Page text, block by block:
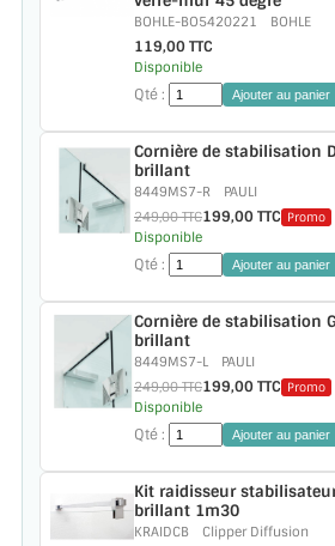
VERRE FEUILLETÉ
VERRE ANTI-REFLET
VERRE LAQUÉ/CRÉDENCE
VERRE FEUILLETÉ/TREMPÉ
DALLE DE SOL EN VERRE
PORTE EN VERRE
GARDE CORPS EN VERRE
VERRIÈRE TYPE ATELIER
VERRES TEXTURÉS
PLEXIGLAS PMMA
DOUBLE VITRAGE
BOHLE-BO5420221 BOHLE
119,00 TTC
Disponible
Qté : Ajouter au panier
Cornière de stabilisation
brillant
8449MS7-R
PAULI
249,00 TTC199,00 TTC Promo
Disponible
Qté : Ajouter au panier
Cornière de stabilisation
brillant
8449MS7-L
PAULI
249,00 TTC199,00 TTC Promo
Disponible
Qté : Ajouter au panier
Kit raidisseur
brillant 1m30
KRAIDCB
Clipper Diffusion